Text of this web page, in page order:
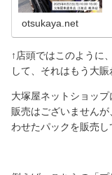
otsukaya.net
↑店頭ではこのように
して、それはもう大
大塚屋ネットショッ
販売はございません
わせたパックを販売し